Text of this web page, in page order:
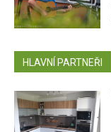
HLAVNÍ PARTNEŘI